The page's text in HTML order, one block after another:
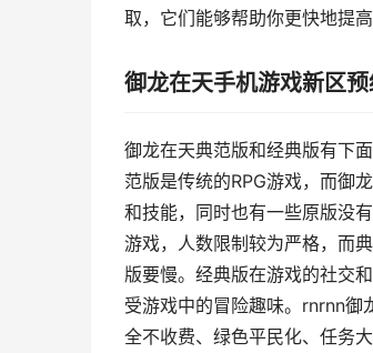
取，它们能够帮助你更快地提
御龙在天手机游戏新区
御龙在天典范版和经典版有下
范版是传统的RPG游戏，而御
和技能，同时也有一些原版没
游戏，人数限制较为严格，而
版要慢。经典版在游戏的社交
受游戏中的冒险趣味。rnrnn御
全不收费、绿色平民化、任务